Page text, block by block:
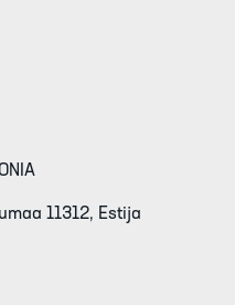
11312, Estija